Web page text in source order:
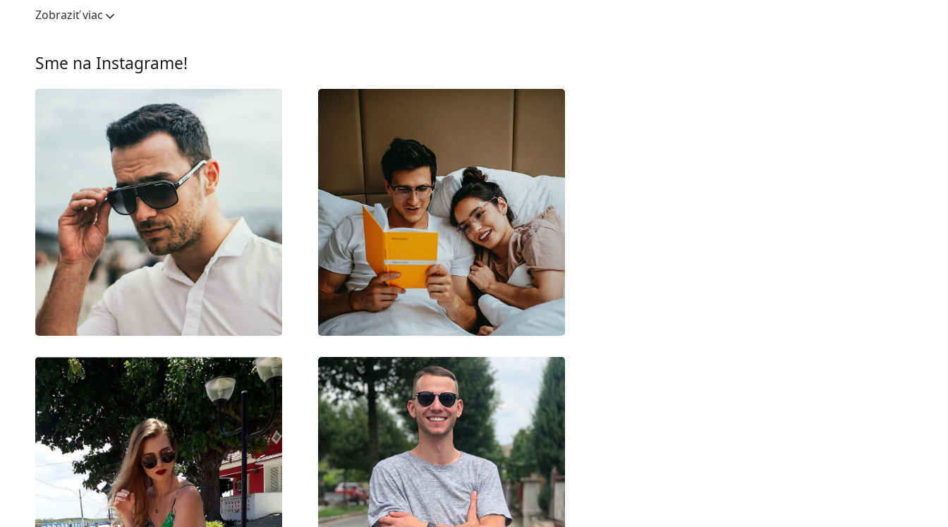
Šírka očnice:
60 mm
Rám
Pilotské
Farba rámov:
Materiál rámov:
M
Dĺžka stranice:
145 mm
Šírka mostíka:
13 mm
Hmotnosť:
150 g
Nastaviteľné sedielka:
Príslušenstvo
Puzdro:
Áno
Ostatné
Typ:
Unisex
Kategória:
Slnečné okuliare
Značka:
Carrera
Použitie:
Móda
221/S LOJ QT 60
Zobraziť viac
Sme na Instagrame!